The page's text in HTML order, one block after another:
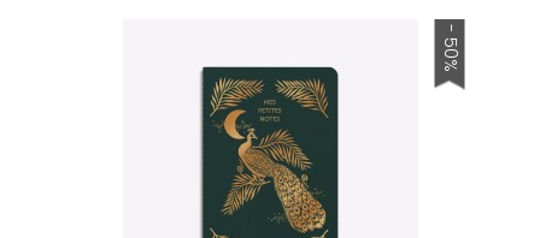
- 50%